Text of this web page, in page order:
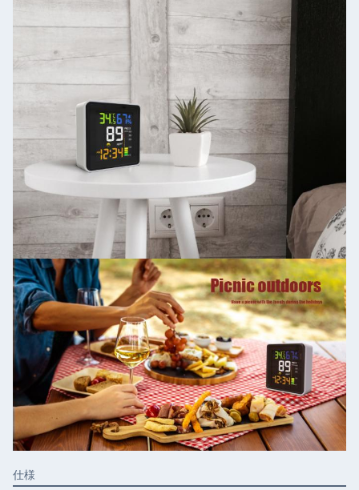
仕様